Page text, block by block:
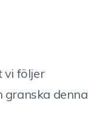
vi följer
granska denna